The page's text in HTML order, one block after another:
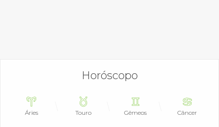
Horóscopo
Áries Touro Gêmeos Câncer